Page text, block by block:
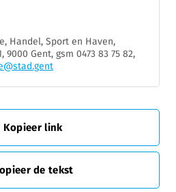
Handel, Sport en Haven,
Gent, gsm 0473 83 75 82,
Kopieer link
de tekst